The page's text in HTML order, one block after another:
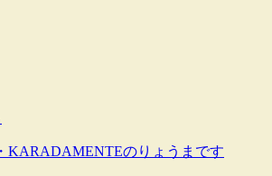
KARADAMENTEのりょうまです